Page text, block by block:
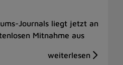
Journals liegt jetzt an
Mitnahme aus